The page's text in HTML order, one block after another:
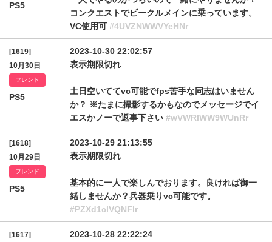
PS5
コンクエストでビークルメインに乗っています。
VC使用可 #4UVZNWWVYeHNr
[1619]
10月30日
フレンド
PS5
2023-10-30 22:02:57
表示期限切れ
土日空いててvc可能でfps苦手な同志はいません
か？ ※たまに撮影するかもなのでメッセージでイ
エスかノーで返事下さい #wVWRlWW9WUnRr
[1618]
10月29日
フレンド
PS5
2023-10-29 21:13:55
表示期限切れ
基本的に一人で楽しんでおります。良ければ御一
緒しませんか？兵器乗りvc可能です。
#PZXd1clVQNFlr
[1617]
2023-10-28 22:22:24